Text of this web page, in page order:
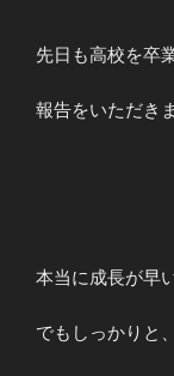
先日も高校を卒
報告をいただき
本当に成長が早
でもしっかりと